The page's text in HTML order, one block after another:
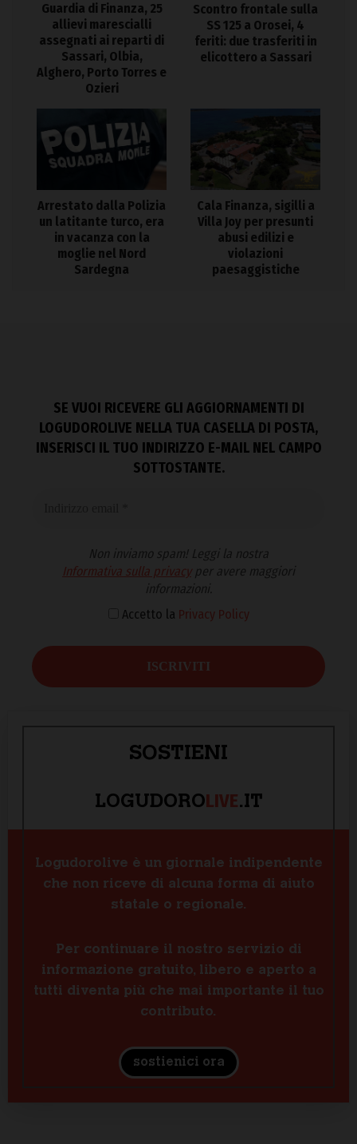
Guardia di Finanza, 25
allievi marescialli
assegnati ai reparti di
Sassari, Olbia,
Alghero, Porto Torres e
Ozieri
Scontro frontale sulla
SS 125 a Orosei, 4
feriti: due trasferiti in
elicottero a Sassari
Arrestato dalla Polizia
un latitante turco, era
in vacanza con la
moglie nel Nord
Sardegna
Cala Finanza, sigilli a
Villa Joy per presunti
abusi edilizi e
violazioni
paesaggistiche
SE VUOI RICEVERE GLI AGGIORNAMENTI DI
LOGUDOROLIVE NELLA TUA CASELLA DI POSTA,
INSERISCI IL TUO INDIRIZZO E-MAIL NEL CAMPO
SOTTOSTANTE.
Non inviamo spam! Leggi la nostra
Informativa sulla privacyper avere maggiori
informazioni.
Accetto la Privacy Policy
SOSTIENI
LOGUDOROLIVE.IT
Logudorolive è un giornale indipendente
che non riceve di alcuna forma di aiuto
statale o regionale.
Per continuare il nostro servizio di
informazione gratuito, libero e aperto a
tutti diventa più che mai importante il tuo
contributo.
sostienici ora